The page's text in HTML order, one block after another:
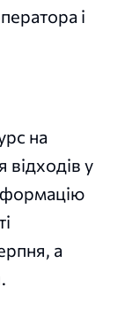
і
на
відходів у
а